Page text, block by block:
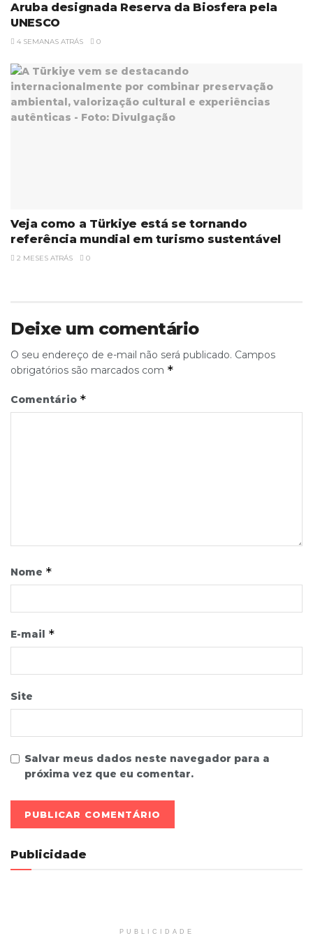
Aruba designada Reserva da Biosfera pela
UNESCO
4 SEMANAS ATRÁS 0
Veja como a Türkiye está se tornando
referência mundial em turismo sustentável
2 MESES ATRÁS 0
Deixe um comentário
O seu endereço de e-mail não será publicado. Campos
obrigatórios são marcados com *
Comentário *
Nome *
E-mail *
Site
Salvar meus dados neste navegador para a
próxima vez que eu comentar.
Publicidade
PUBLICIDADE